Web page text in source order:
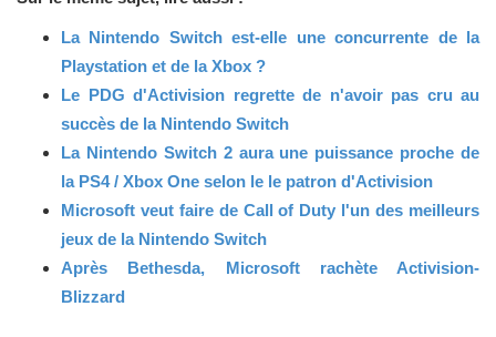
La Nintendo Switch est-elle une concurrente de la
Playstation et de la Xbox ?
Le PDG d'Activision regrette de n'avoir pas cru au
succès de la Nintendo Switch
La Nintendo Switch 2 aura une puissance proche de
la PS4 / Xbox One selon le le patron d'Activision
Microsoft veut faire de Call of Duty l'un des meilleurs
jeux de la Nintendo Switch
Après Bethesda, Microsoft rachète Activision-
Blizzard